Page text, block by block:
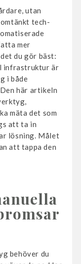
utan
tech-
mer
du gör bäst:
infrastruktur är
i både
här artikeln
mäta det som
att ta in
lösning. Målet
att tappa den
behöver du